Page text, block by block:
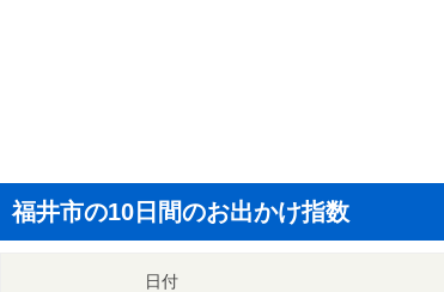
福井市の10日間のお出かけ指数
日付